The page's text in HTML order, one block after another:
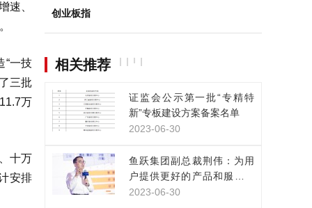
速、
“一技
三批
万
十万
安排
创业板指
相关推荐
证监会公示第一批“专精特
新”专板建设方案备案名单
2023-06-30
鱼跃集团副总裁荆伟：为用
户提供更好的产品和服务，
是数实融合的目的
2023-06-30